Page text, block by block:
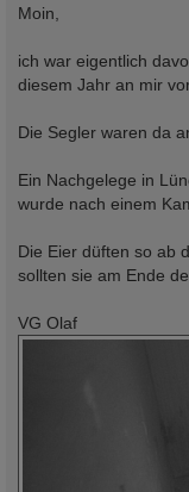
i
a
g
Moin,
ich war eigentlich
diesem Jahr an mir
Die Segler waren da
Ein Nachgelege in
wurde nach einem
Die Eier düften so ab
sollten sie am Ende
VG Olaf